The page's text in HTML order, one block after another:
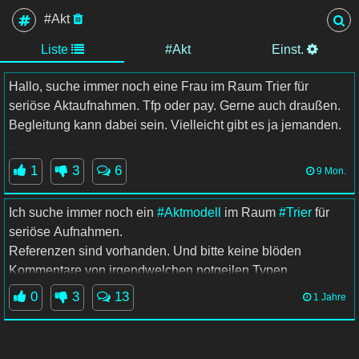
#Akt
Liste #Akt Einst.
Hallo, suche immer noch eine Frau im Raum Trier für
seriöse Aktaufnahmen. Tfp oder pay. Gerne auch draußen.
Begleitung kann dabei sein. Vielleicht gibt es ja jemanden.
#Fotoshooting #Akt #Trier
1 3 6 9 Mon.
Ich suche immer noch ein #Aktmodell im Raum #Trier für
seriöse Aufnahmen.
Referenzen sind vorhanden. Und bitte keine blöden
Kommentare von irgendwelchen notgeilen Typen.
#fotoshooting #akt #outdoor
0 3 13 1 Jahre